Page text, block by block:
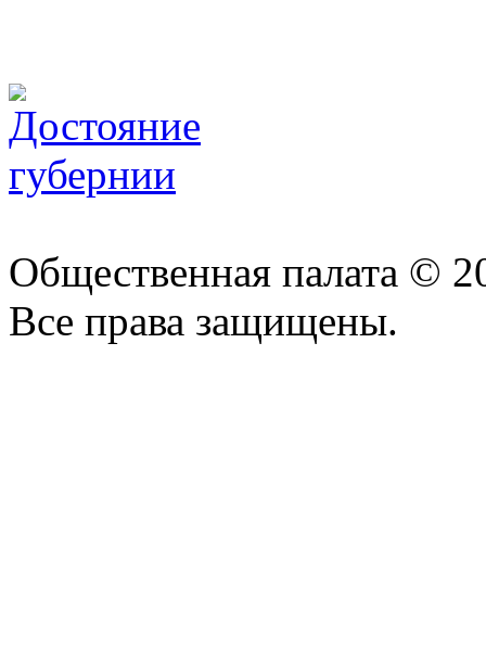
Общественная палата ©
Все права защищены.